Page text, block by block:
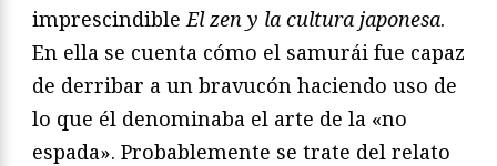
imprescindible El zen y la cultura japonesa.
En ella se cuenta cómo el samurái fue capaz
de derribar a un bravucón haciendo uso de
lo que él denominaba el arte de la «no
espada». Probablemente se trate del relato